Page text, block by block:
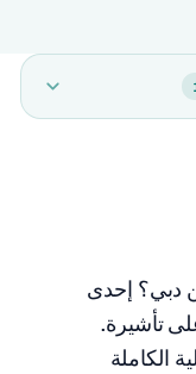
دبي؟ إحدى
تأشيرة.
الكاملة